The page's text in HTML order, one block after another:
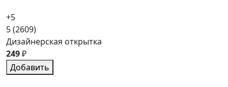
+5
5(2609)
Дизайнерская открытка
249₽
Добавить